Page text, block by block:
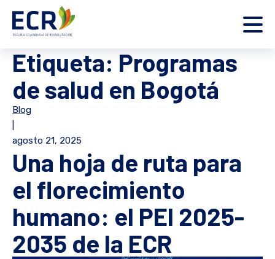
Etiqueta: Programas
de salud en Bogotá
Blog
agosto 21, 2025
Una hoja de ruta para
el florecimiento
humano: el PEI 2025-
2035 de la ECR